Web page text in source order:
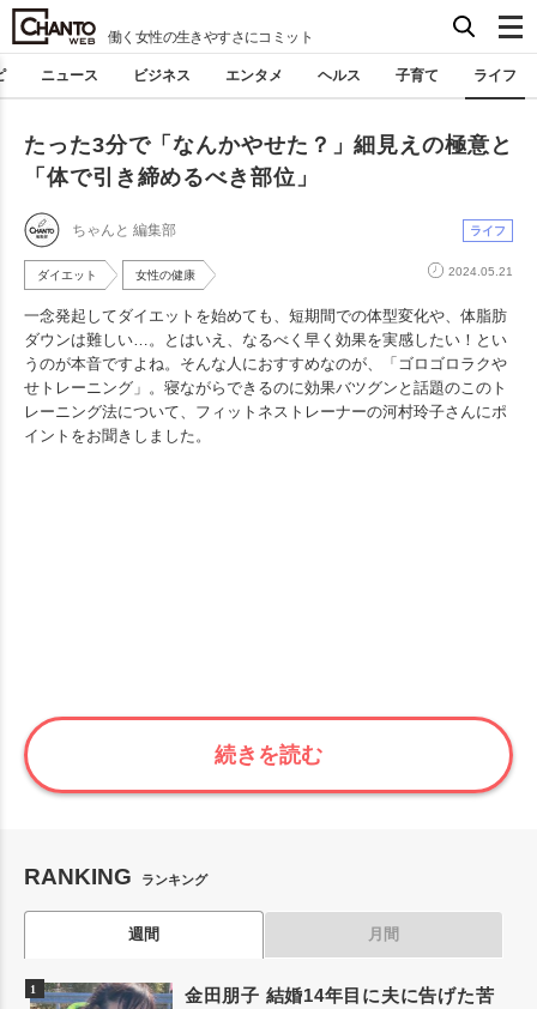
働く女性の生きやすさにコミット
ニュース ビジネス エンタメ ヘルス 子育て ライフ
たった3分で「なんかやせた？」細見えの極意と
「体で引き締めるべき部位」
ちゃんと 編集部 ライフ
ダイエット 女性の健康 2024.05.21
一念発起してダイエットを始めても、短期間での体型変化や、体脂肪
ダウンは難しい…。とはいえ、なるべく早く効果を実感したい！とい
うのが本音ですよね。そんな人におすすめなのが、「ゴロゴロラクや
せトレーニング」。寝ながらできるのに効果バツグンと話題のこのト
レーニング法について、フィットネストレーナーの河村玲子さんにポ
イントをお聞きしました。
続きを読む
RANKING ランキング
週間 月間
金田朋子 結婚14年目に夫に告げた苦